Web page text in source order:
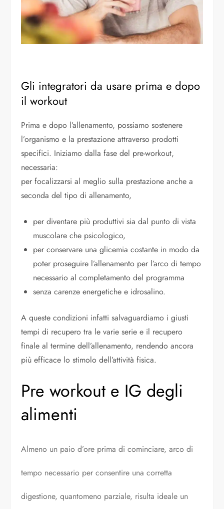
Gli integratori da usare prima e dopo
il workout
Prima e dopo l’allenamento, possiamo sostenere
l’organismo e la prestazione attraverso prodotti
specifici. Iniziamo dalla fase del pre-workout,
necessaria:
per focalizzarsi al meglio sulla prestazione anche a
seconda del tipo di allenamento,
per diventare più produttivi sia dal punto di vista
muscolare che psicologico,
per conservare una glicemia costante in modo da
poter proseguire l’allenamento per l’arco di tempo
necessario al completamento del programma
senza carenze energetiche e idrosalino.
A queste condizioni infatti salvaguardiamo i giusti
tempi di recupero tra le varie serie e il recupero
finale al termine dell’allenamento, rendendo ancora
più efficace lo stimolo dell’attività fisica.
Pre workout e IG degli
alimenti
Almeno un paio d’ore prima di cominciare, arco di
tempo necessario per consentire una corretta
digestione, quantomeno parziale, risulta ideale un